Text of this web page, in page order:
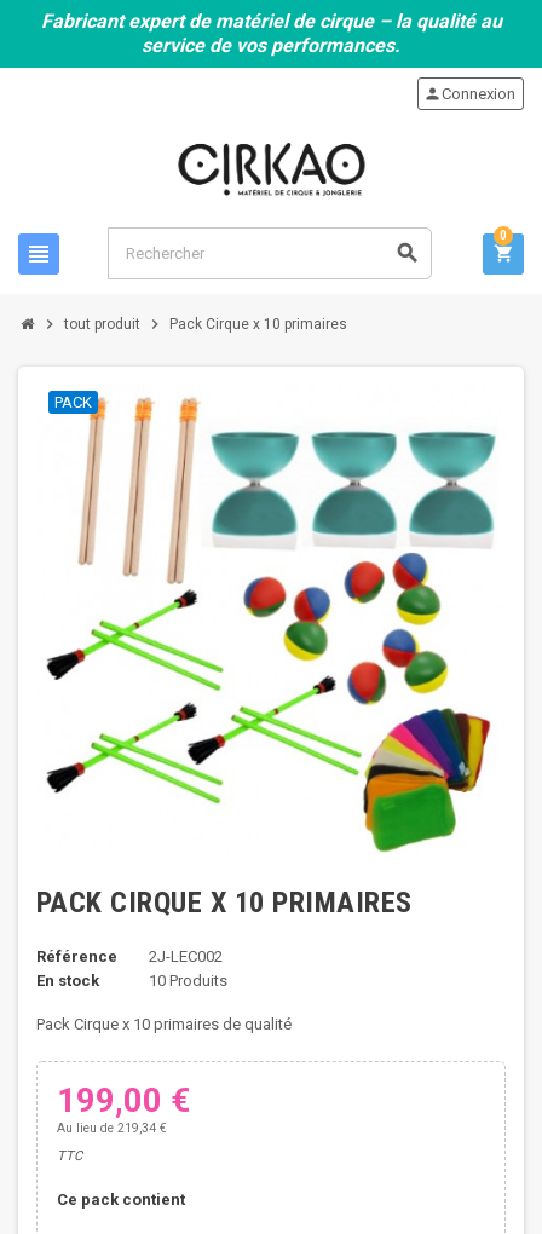
Fabricant expert de matériel de cirque – la qualité au
service de vos performances.
view_headline search
personConnexion
shopping_cart
0
chevron_right tout produit chevron_right Pack Cirque x 10 primaires
PACK
PACK CIRQUE X 10 PRIMAIRES
Référence
2J-LEC002
En stock
10 Produits
Pack Cirque x 10 primaires de qualité
199,00 €
Au lieu de 219,34 €
TTC
Ce pack contient